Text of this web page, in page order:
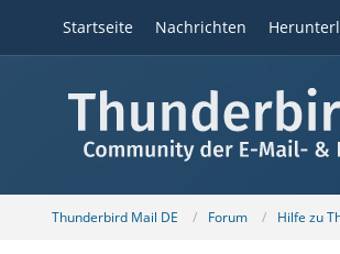
Startseite Nachrichten
Thunderbird Mail DE Forum Hilfe zu